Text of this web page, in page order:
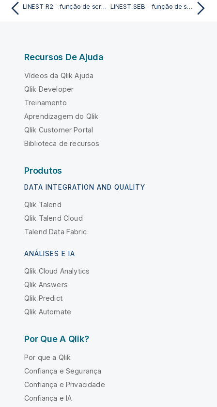
LINEST_R2 - função de script LINEST_SEB - função de script
Recursos De Ajuda
Vídeos da Qlik Ajuda
Qlik Developer
Treinamento
Aprendizagem do Qlik
Qlik Customer Portal
Biblioteca de recursos
Produtos
DATA INTEGRATION AND QUALITY
Qlik Talend
Qlik Talend Cloud
Talend Data Fabric
ANÁLISES E IA
Qlik Cloud Analytics
Qlik Answers
Qlik Predict
Qlik Automate
Por Que A Qlik?
Por que a Qlik
Confiança e Segurança
Confiança e Privacidade
Confiança e IA